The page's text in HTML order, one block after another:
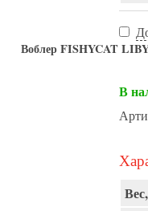
Воблер FISHYCAT
В